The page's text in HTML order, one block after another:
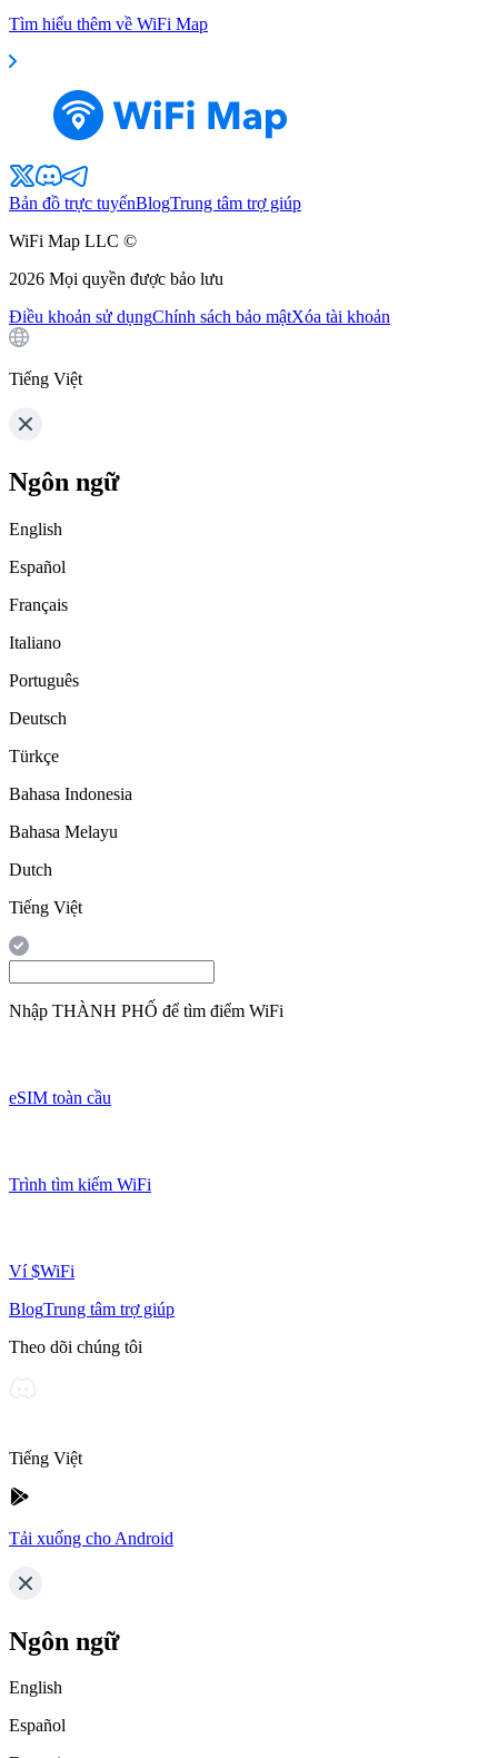
Tìm hiểu thêm về WiFi Map
Bản đồ trực tuyếnBlogTrung tâm trợ giúp
WiFi Map LLC ©
2026 Mọi quyền được bảo lưu
Điều khoản sử dụngChính sách bảo mậtXóa tài khoản
Tiếng Việt
Ngôn ngữ
English
Español
Français
Italiano
Português
Deutsch
Türkçe
Bahasa Indonesia
Bahasa Melayu
Dutch
Tiếng Việt
Nhập THÀNH PHỐ để tìm điểm WiFi
eSIM toàn cầu
Trình tìm kiếm WiFi
Ví $WiFi
BlogTrung tâm trợ giúp
Theo dõi chúng tôi
Tiếng Việt
Tải xuống cho Android
Ngôn ngữ
English
Español